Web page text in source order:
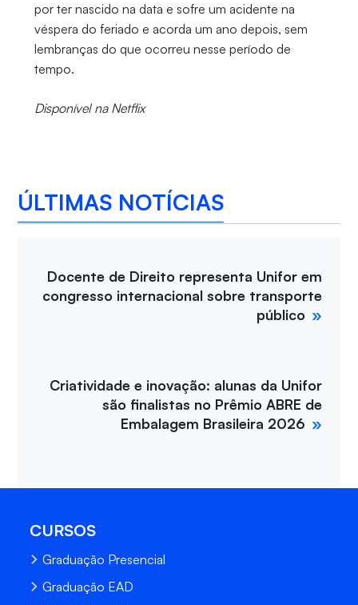
por ter nascido na data e sofre um acidente na
véspera do feriado e acorda um ano depois, sem
lembranças do que ocorreu nesse período de
tempo.
Disponível na Netflix
ÚLTIMAS NOTÍCIAS
Docente de Direito representa Unifor em
congresso internacional sobre transporte
público
Criatividade e inovação: alunas da Unifor
são finalistas no Prêmio ABRE de
Embalagem Brasileira 2026
CURSOS
Graduação Presencial
Graduação EAD